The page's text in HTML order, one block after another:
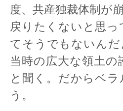
度、共産独裁体制が
戻りたくないと思
てそうでもないん
当時の広大な領土
と聞く。だからベ
う。